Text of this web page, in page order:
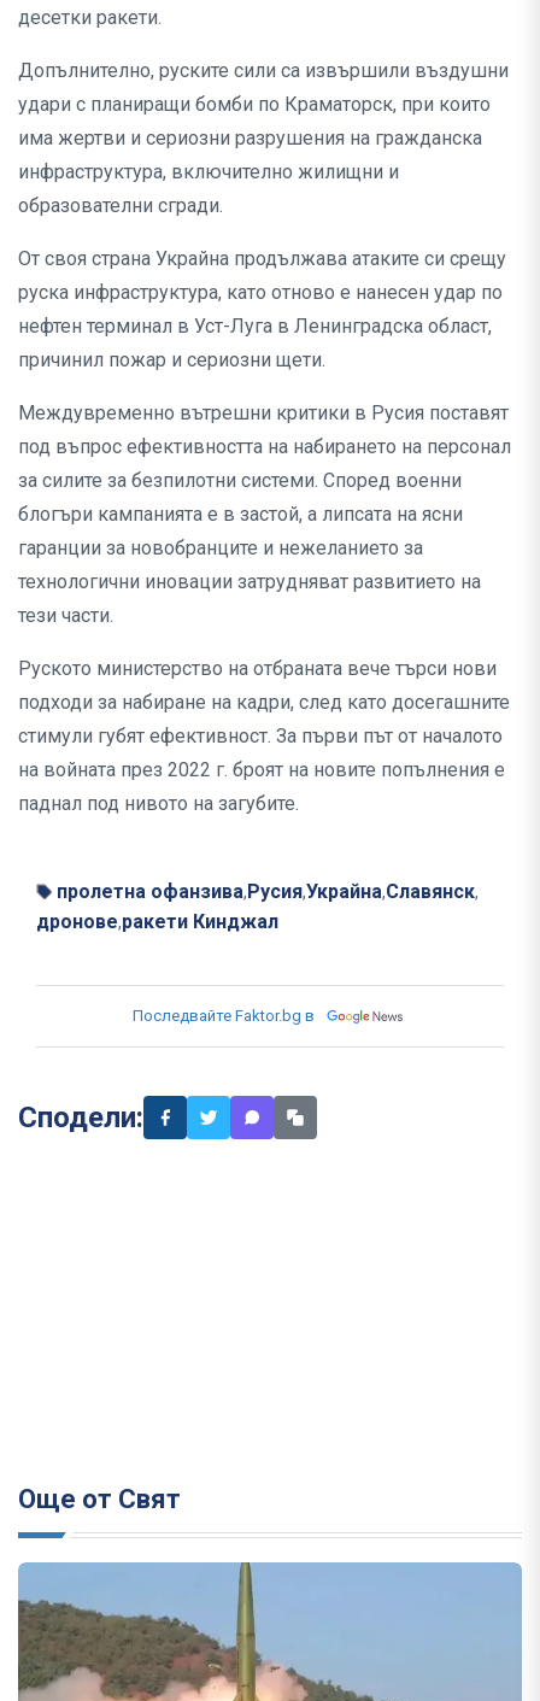
десетки ракети.
Допълнително, руските сили са извършили въздушни
удари с планиращи бомби по Краматорск, при които
има жертви и сериозни разрушения на гражданска
инфраструктура, включително жилищни и
образователни сгради.
От своя страна Украйна продължава атаките си срещу
руска инфраструктура, като отново е нанесен удар по
нефтен терминал в Уст-Луга в Ленинградска област,
причинил пожар и сериозни щети.
Междувременно вътрешни критики в Русия поставят
под въпрос ефективността на набирането на персонал
за силите за безпилотни системи. Според военни
блогъри кампанията е в застой, а липсата на ясни
гаранции за новобранците и нежеланието за
технологични иновации затрудняват развитието на
тези части.
Руското министерство на отбраната вече търси нови
подходи за набиране на кадри, след като досегашните
стимули губят ефективност. За първи път от началото
на войната през 2022 г. броят на новите попълнения е
паднал под нивото на загубите.
пролетна офанзива, Русия,Украйна,Славянск,
дронове,ракети Кинджал
Последвайте Faktor.bg в
Сподели:
Още от Свят